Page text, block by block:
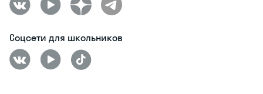
Соцсети для школьников